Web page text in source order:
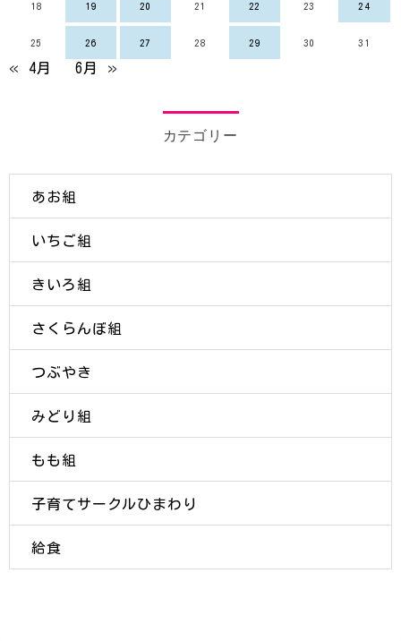
18 19 20 21 22 23 24
25 26 27 28 29 30 31
« 4月 6月 »
カテゴリー
あお組
いちご組
きいろ組
さくらんぼ組
つぶやき
みどり組
もも組
子育てサークルひまわり
給食